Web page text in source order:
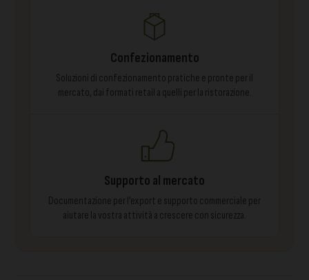
Confezionamento
Soluzioni di confezionamento pratiche e pronte per il
mercato, dai formati retail a quelli per la ristorazione.
Supporto al mercato
Documentazione per l’export e supporto commerciale per
aiutare la vostra attività a crescere con sicurezza.